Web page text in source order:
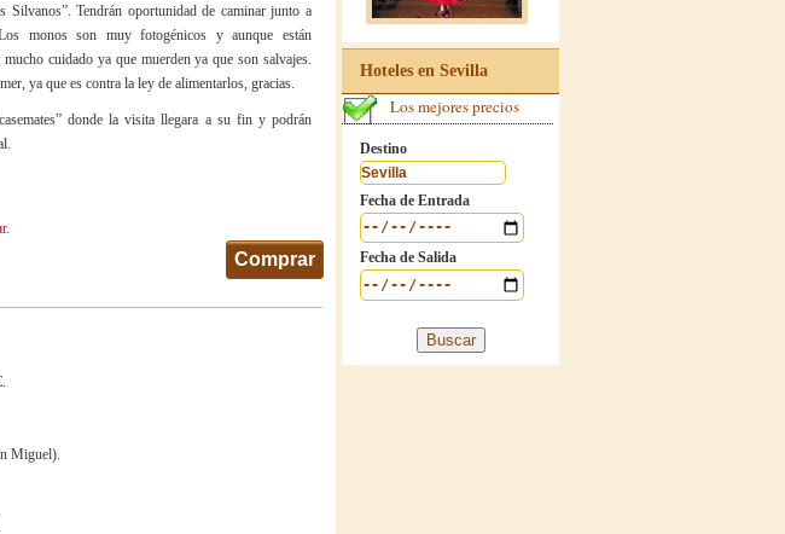
Silvanos”. Tendrán oportunidad de caminar junto a
monos son muy fotogénicos y aunque están
cuidado ya que muerden ya que son salvajes.
ya que es contra la ley de alimentarlos, gracias.
donde la visita llegara a su fin y podrán
Comprar
Miguel).
Hoteles en Sevilla
Los mejores precios
Destino
Fecha de Entrada
Fecha de Salida